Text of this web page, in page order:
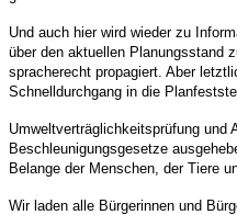
Und auch hier wird wie­der zu
über den aktu­el­len Pla­nungs­stand
spra­che­recht pro­pa­giert. Aber
Schnell­durch­gang in die
Umwelt­ver­träg­lich­keits­prü­fung und
Beschleu­ni­gungs­ge­set­ze
Belan­ge der Men­schen, der Tie­re
Wir laden alle Bür­ge­rin­nen und